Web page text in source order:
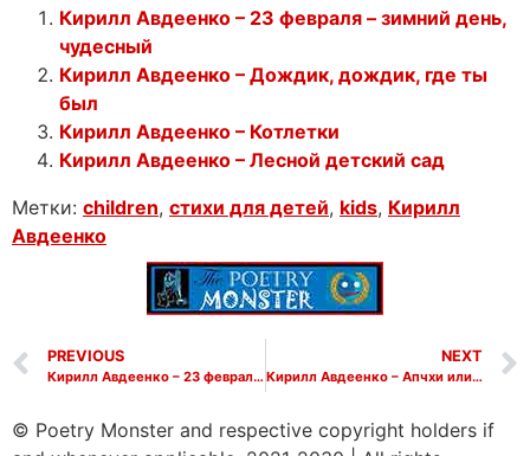
Кирилл Авдеенко – 23 февраля – зимний день,
чудесный
Кирилл Авдеенко – Дождик, дождик, где ты
был
Кирилл Авдеенко – Котлетки
Кирилл Авдеенко – Лесной детский сад
Метки: children, cтихи для детей, kids, Кирилл
Авдеенко
PREVIOUS
Кирилл Авдеенко – 23 февраля – зимний день, чудесный
NEXT
Кирилл Авдеенко – Апчхи или Сказка про сало и мёд
© Poetry Monster and respective copyright holders if